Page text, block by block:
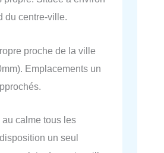
du centre-ville.
proche de la ville
Emplacements un
calme tous les
un seul